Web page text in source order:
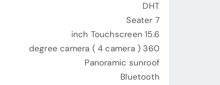
DHT
7 Seater
15.6 inch Touchscreen
360 degree camera ( 4 camera )
Panoramic sunroof
Bluetooth